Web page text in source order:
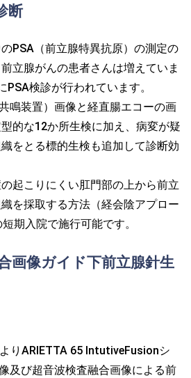
断
PSA（前立腺特異抗原）の測定の
立腺がんの患者さんは増えていま
検診が行われています。
鳴装置）画像と経直腸エコーの画
的な12か所生検に加え、病変が疑
をとる標的生検も追加して診断効
起こりにくい肛門部の上から前立
を採取する方法（経会陰アプロー
期入院で施行可能です。
画像ガイド下前立腺針生
りARIETTA 65 IntutiveFusionシ
及び超音波検査融合画像による前